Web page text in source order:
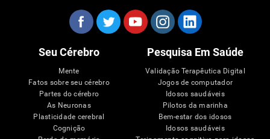
Seu Cérebro
Mente
Fatos sobre seu cérebro
Partes do cérebro
As Neuronas
Plasticidade cerebral
Cognição
Pesquisa Em Saúde
Validação Terapêutica Digital
Jogos de computador
Idosos saudáveis
Pilotos da marinha
Bem-estar dos idosos
Idosos saudáveis